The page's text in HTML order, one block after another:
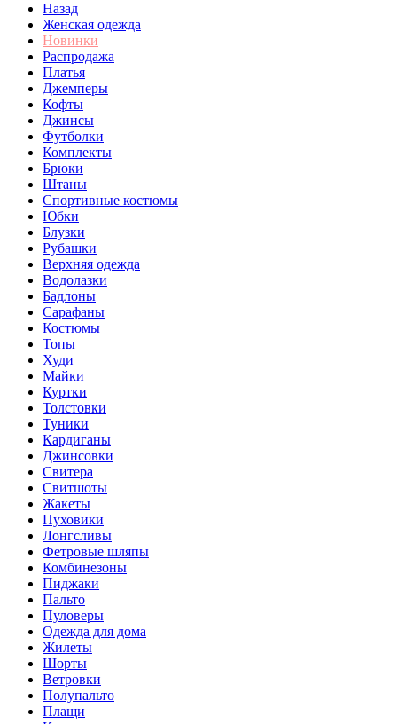
Назад
Женская одежда
Новинки
Распродажа
Платья
Джемперы
Кофты
Джинсы
Футболки
Комплекты
Брюки
Штаны
Спортивные костюмы
Юбки
Блузки
Рубашки
Верхняя одежда
Водолазки
Бадлоны
Сарафаны
Костюмы
Топы
Худи
Майки
Куртки
Толстовки
Туники
Кардиганы
Джинсовки
Свитера
Свитшоты
Жакеты
Пуховики
Лонгсливы
Фетровые шляпы
Комбинезоны
Пиджаки
Пальто
Пуловеры
Одежда для дома
Жилеты
Шорты
Ветровки
Полупальто
Плащи